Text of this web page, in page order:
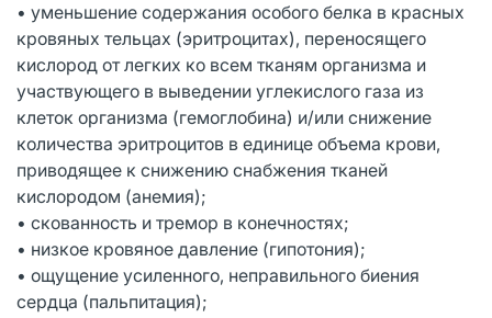
• уменьшение содержания особого белка в красных
кровяных тельцах (эритроцитах), переносящего
кислород от легких ко всем тканям организма и
участвующего в выведении углекислого газа из
клеток организма (гемоглобина) и/или снижение
количества эритроцитов в единице объема крови,
приводящее к снижению снабжения тканей
кислородом (анемия);
• скованность и тремор в конечностях;
• низкое кровяное давление (гипотония);
• ощущение усиленного, неправильного биения
сердца (пальпитация);